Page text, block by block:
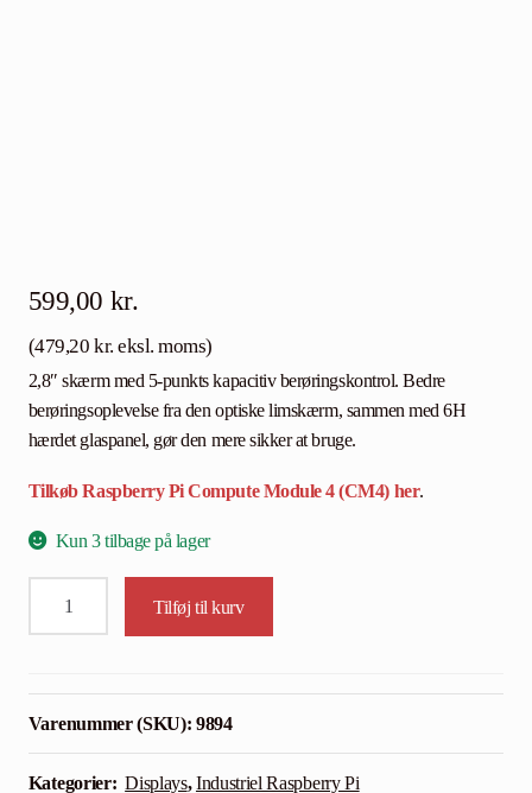
599,00 kr.
(479,20kr. eksl. moms)
2,8″ skærm med 5-punkts kapacitiv berøringskontrol. Bedre
berøringsoplevelse fra den optiske limskærm, sammen med 6H
hærdet glaspanel, gør den mere sikker at bruge.
Tilkøb Raspberry Pi Compute Module 4 (CM4) her.
Kun 3 tilbage på lager
Tilføj til kurv
Varenummer (SKU):9894
Kategorier: Displays,Industriel Raspberry Pi